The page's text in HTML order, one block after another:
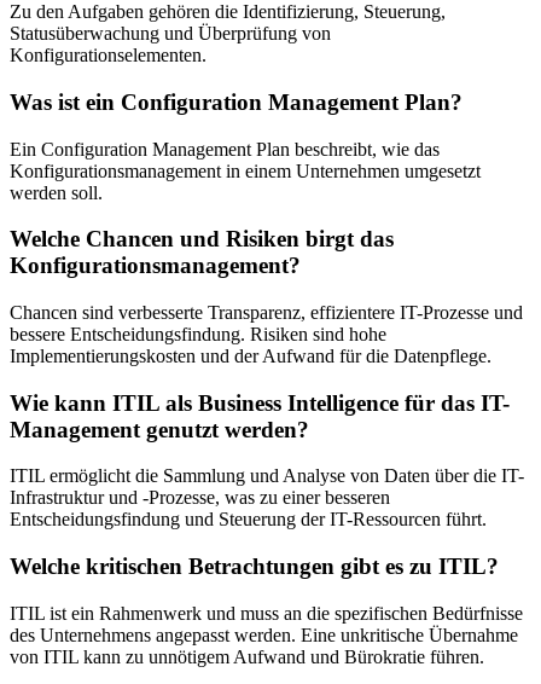
Zu den Aufgaben gehören die Identifizierung, Steuerung,
Statusüberwachung und Überprüfung von
Konfigurationselementen.
Was ist ein Configuration Management Plan?
Ein Configuration Management Plan beschreibt, wie das
Konfigurationsmanagement in einem Unternehmen umgesetzt
werden soll.
Welche Chancen und Risiken birgt das
Konfigurationsmanagement?
Chancen sind verbesserte Transparenz, effizientere IT-Prozesse und
bessere Entscheidungsfindung. Risiken sind hohe
Implementierungskosten und der Aufwand für die Datenpflege.
Wie kann ITIL als Business Intelligence für das IT-
Management genutzt werden?
ITIL ermöglicht die Sammlung und Analyse von Daten über die IT-
Infrastruktur und -Prozesse, was zu einer besseren
Entscheidungsfindung und Steuerung der IT-Ressourcen führt.
Welche kritischen Betrachtungen gibt es zu ITIL?
ITIL ist ein Rahmenwerk und muss an die spezifischen Bedürfnisse
des Unternehmens angepasst werden. Eine unkritische Übernahme
von ITIL kann zu unnötigem Aufwand und Bürokratie führen.